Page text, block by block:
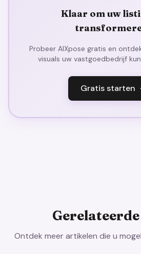
Klaar om uw
Probeer AIXpose gratis en
visuals uw vastgoedbedrijf
Gratis starten
Ontdek meer artikelen die u